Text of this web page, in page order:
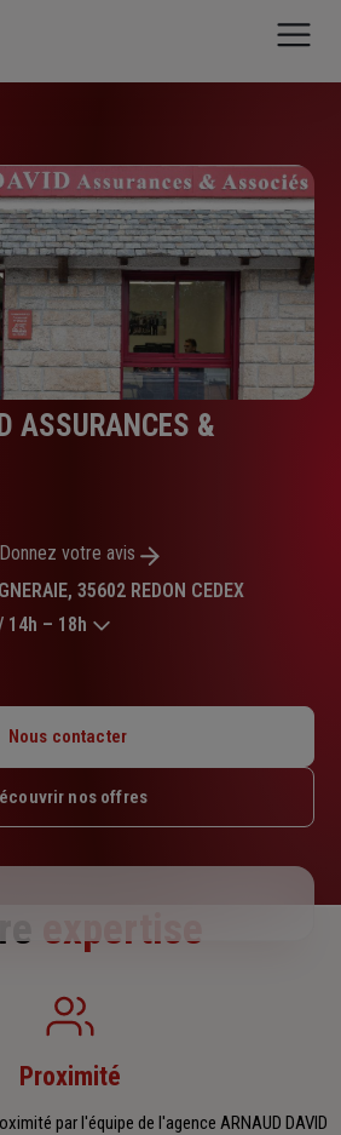
ASSURANCES &
Donnez votre avis
35602 REDON CEDEX
Ouvert 09h – 12h / 14h – 18h
– 18h
– 18h
Nous contacter
nos offres
expertise
Proximité
par l'équipe de l'agence ARNAUD DAVID